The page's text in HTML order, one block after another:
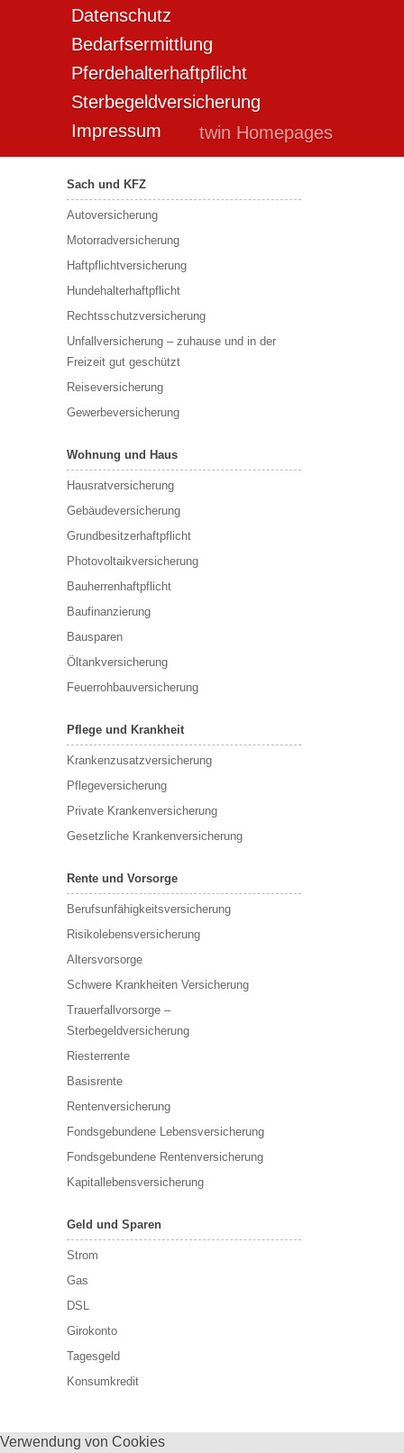
Datenschutz
Bedarfsermittlung
Pferdehalterhaftpflicht
Sterbegeldversicherung
Impressum
twin Homepages
Sach und KFZ
Autoversicherung
Motorradversicherung
Haftpflichtversicherung
Hundehalterhaftpflicht
Rechtsschutzversicherung
Unfallversicherung – zuhause und in der
Freizeit gut geschützt
Reiseversicherung
Gewerbeversicherung
Wohnung und Haus
Hausratversicherung
Gebäudeversicherung
Grundbesitzerhaftpflicht
Photovoltaikversicherung
Bauherrenhaftpflicht
Baufinanzierung
Bausparen
Öltankversicherung
Feuerrohbauversicherung
Pflege und Krankheit
Krankenzusatzversicherung
Pflegeversicherung
Private Krankenversicherung
Gesetzliche Krankenversicherung
Rente und Vorsorge
Berufs­unfähigkeitsversicherung
Risikolebensversicherung
Altersvorsorge
Schwere Krankheiten Versicherung
Trauerfallvorsorge –
Sterbegeldversicherung
Riesterrente
Basisrente
Rentenversicherung
Fondsgebundene Lebensversicherung
Fondsgebundene Rentenversicherung
Kapitallebensversicherung
Geld und Sparen
Strom
Gas
DSL
Girokonto
Tagesgeld
Konsumkredit
Verwendung von Cookies